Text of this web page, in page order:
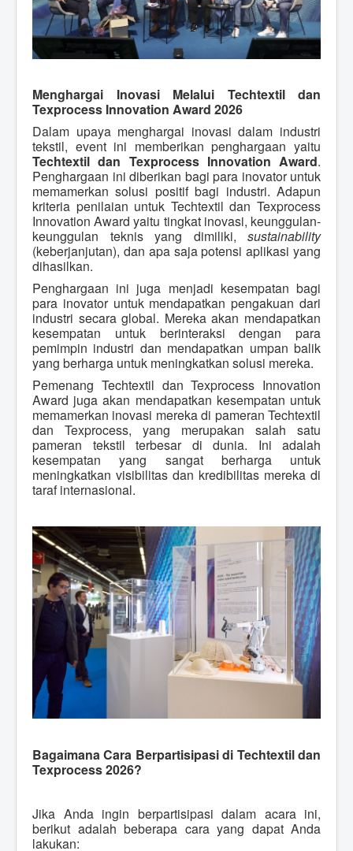
Menghargai Inovasi Melalui Techtextil dan
Texprocess Innovation Award 2026
Dalam upaya menghargai inovasi dalam industri
tekstil, event ini memberikan penghargaan yaitu
Techtextil dan Texprocess Innovation Award.
Penghargaan ini diberikan bagi para inovator untuk
memamerkan solusi positif bagi industri. Adapun
kriteria penilaian untuk Techtextil dan Texprocess
Innovation Award yaitu tingkat inovasi, keunggulan-
keunggulan teknis yang dimiliki, sustainability
(keberjanjutan), dan apa saja potensi aplikasi yang
dihasilkan.
Penghargaan ini juga menjadi kesempatan bagi
para inovator untuk mendapatkan pengakuan dari
industri secara global. Mereka akan mendapatkan
kesempatan untuk berinteraksi dengan para
pemimpin industri dan mendapatkan umpan balik
yang berharga untuk meningkatkan solusi mereka.
Pemenang Techtextil dan Texprocess Innovation
Award juga akan mendapatkan kesempatan untuk
memamerkan inovasi mereka di pameran Techtextil
dan Texprocess, yang merupakan salah satu
pameran tekstil terbesar di dunia. Ini adalah
kesempatan yang sangat berharga untuk
meningkatkan visibilitas dan kredibilitas mereka di
taraf internasional.
Bagaimana Cara Berpartisipasi di Techtextil dan
Texprocess 2026?
Jika Anda ingin berpartisipasi dalam acara ini,
berikut adalah beberapa cara yang dapat Anda
lakukan: